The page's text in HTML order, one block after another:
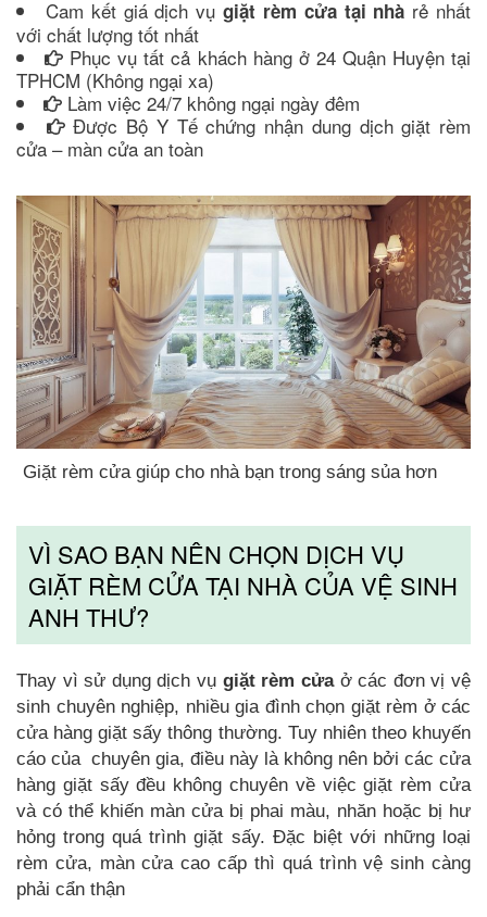
Cam kết giá dịch vụgiặt rèm cửa tại nhà rẻ nhất
với chất lượng tốt nhất
Phục vụ tất cả khách hàng ở 24 Quận Huyện tại
TPHCM (Không ngại xa)
Làm việc 24/7 không ngại ngày đêm
Được Bộ Y Tế chứng nhận dung dịch giặt rèm
cửa – màn cửa an toàn
Giặt rèm cửa giúp cho nhà bạn trong sáng sủa hơn
VÌ SAO BẠN NÊN CHỌN DỊCH VỤ
GIẶT RÈM CỬA TẠI NHÀ CỦA VỆ SINH
ANH THƯ?
Thay vì sử dụng dịch vụ giặt rèm cửaở các đơn vị vệ
sinh chuyên nghiệp, nhiều gia đình chọn giặt rèm ở các
cửa hàng giặt sấy thông thường. Tuy nhiên theo khuyến
cáo của chuyên gia, điều này là không nên bởi các cửa
hàng giặt sấy đều không chuyên về việc giặt rèm cửa
và có thể khiến màn cửa bị phai màu, nhăn hoặc bị hư
hỏng trong quá trình giặt sấy. Đặc biệt với những loại
rèm cửa, màn cửa cao cấp thì quá trình vệ sinh càng
phải cẩn thận